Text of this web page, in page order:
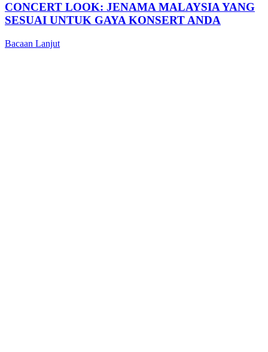
CONCERT LOOK: JENAMA MALAYSIA YANG
SESUAI UNTUK GAYA KONSERT ANDA
Bacaan Lanjut